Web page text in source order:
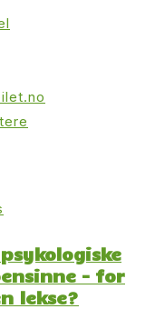
– for
lekse?